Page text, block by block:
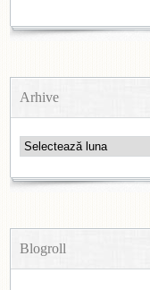
Arhive
Arhive
Blogroll